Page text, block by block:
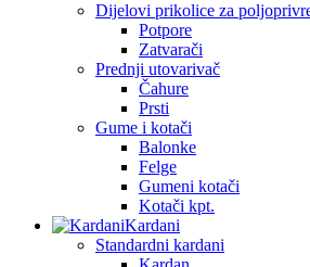
Dijelovi prikolice za
Potpore
Zatvarači
Prednji utovarivač
Čahure
Prsti
Gume i kotači
Balonke
Felge
Gumeni kotači
Kotači kpt.
Kardani
Standardni kardani